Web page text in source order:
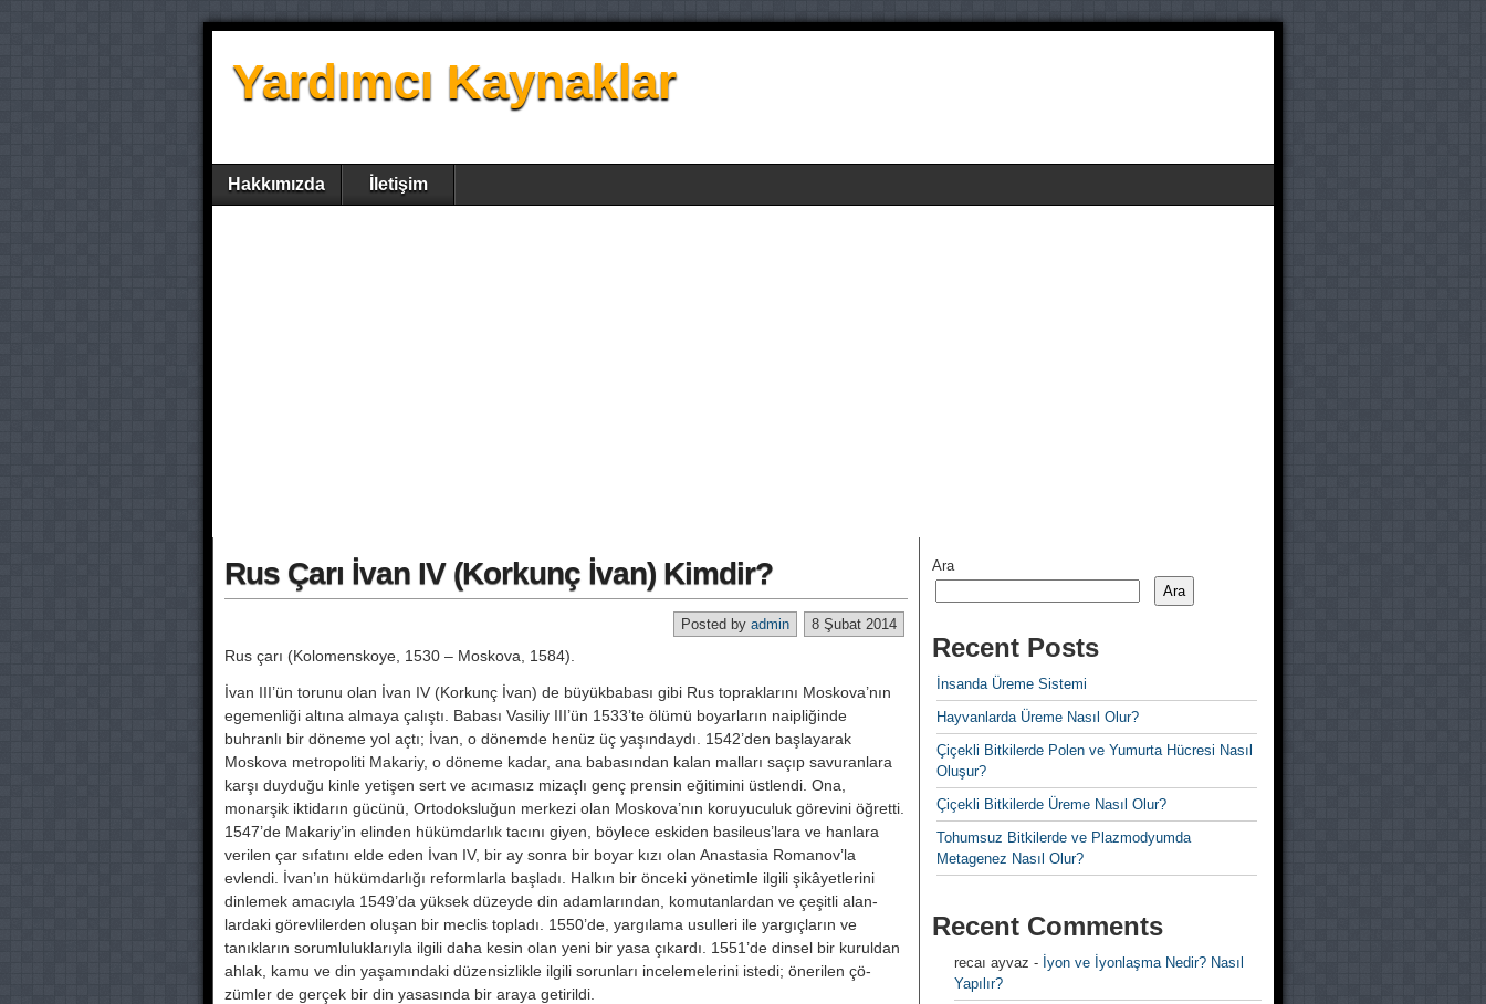
Yardımcı Kaynaklar
Hakkımızda İletişim
Rus Çarı İvan IV (Korkunç İvan) Kimdir?
8 Şubat 2014
Posted by admin
Rus çarı (Kolomenskoye, 1530 – Moskova, 1584).
İvan III’ün torunu olan İvan IV (Kor­kunç İvan) de büyükbabası gibi Rus topraklarını Moskova’nın
egemenliği altına almaya çalıştı. Babası Vasiliy III’ün 1533’te ölümü boyarların naip­liğinde
buhranlı bir döneme yol açtı; İvan, o dönemde henüz üç yaşınday­dı. 1542’den başlayarak
Moskova metropoliti Makariy, o döneme kadar, ana babasından kalan malları saçıp savuranlara
karşı duyduğu kinle ye­tişen sert ve acımasız mizaçlı genç prensin eğitimini üstlendi. Ona,
monarşik iktidarın gücünü, Ortodokslu­ğun merkezi olan Moskova’nın koru­yuculuk görevini öğretti.
1547’de Ma­kariy’in elinden hükümdarlık tacını giyen, böylece eskiden basileus’lara ve hanlara
verilen çar sıfatını elde eden İvan IV, bir ay sonra bir boyar kızı olan Anastasia Romanov’la
evlendi. İvan’ın hükümdarlığı reformlarla baş­ladı. Halkın bir önceki yönetimle ilgili şikâyetlerini
dinlemek amacıyla 1549’da yüksek düzeyde din adamla­rından, komutanlardan ve çeşitli alan­
lardaki görevlilerden oluşan bir meclis topladı. 1550’de, yargılama usul­leri ile yargıçların ve
tanıkların so­rumluluklarıyla ilgili daha kesin olan yeni bir yasa çıkardı. 1551’de dinsel bir kuruldan
ahlak, kamu ve din ya­şamındaki düzensizlikle ilgili sorunla­rı incelemelerini istedi; önerilen çö­
zümler de gerçek bir din yasasında bir araya getirildi.
Ara
Ara
Recent Posts
İnsanda Üreme Sistemi
Hayvanlarda Üreme Nasıl Olur?
Çiçekli Bitkilerde Polen ve Yumurta Hücresi Nasıl
Oluşur?
Çiçekli Bitkilerde Üreme Nasıl Olur?
Tohumsuz Bitkilerde ve Plazmodyumda
Metagenez Nasıl Olur?
Recent Comments
recaı ayvaz - İyon ve İyonlaşma Nedir? Nasıl
Yapılır?